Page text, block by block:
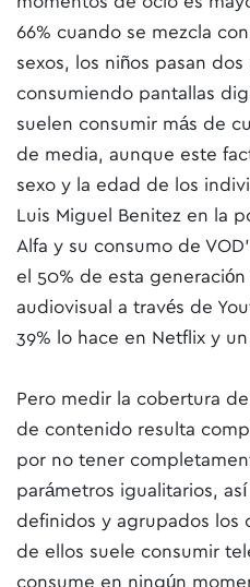
66% cuando se mezcla
sexos, los niños pasan
consumiendo pantallas
suelen consumir más de
de media, aunque este
sexo y la edad de los
Luis Miguel Benitez en la
Alfa y su consumo de
el 50% de esta
audiovisual a través de
39% lo hace en Netflix y un
Pero medir la cobertura
de contenido resulta
por no tener
parámetros igualitarios,
definidos y agrupados los
de ellos suele consumir
consume en ningún